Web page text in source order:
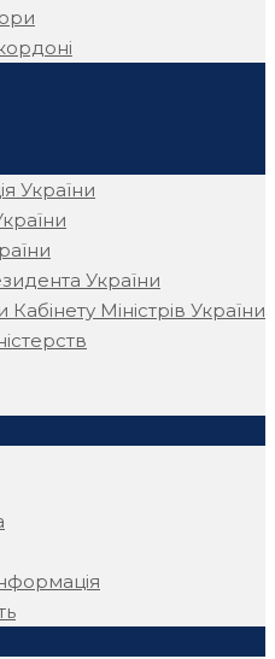
України
України
Міністрів України